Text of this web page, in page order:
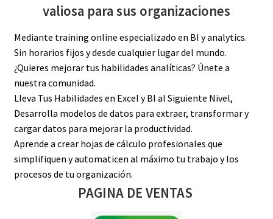
valiosa para sus organizaciones
Mediante training online especializado en BI y analytics.
Sin horarios fijos y desde cualquier lugar del mundo.
¿Quieres mejorar tus habilidades analíticas? Únete a
nuestra comunidad.
Lleva Tus Habilidades en Excel y BI al Siguiente Nivel,
Desarrolla modelos de datos para extraer, transformar y
cargar datos para mejorar la productividad.
Aprende a crear hojas de cálculo profesionales que
simplifiquen y automaticen al máximo tu trabajo y los
procesos de tu organización.
PAGINA DE VENTAS